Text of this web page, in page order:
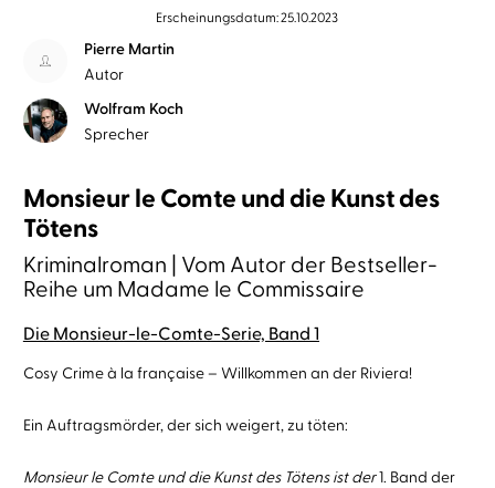
Erscheinungsdatum: 25.10.2023
Pierre Martin
Autor
Wolfram Koch
Sprecher
Monsieur le Comte und die Kunst des
Tötens
Kriminalroman | Vom Autor der Bestseller-
Reihe um Madame le Commissaire
Die Monsieur-le-Comte-Serie, Band 1
Cosy Crime à la française – Willkommen an der Riviera!
Ein Auftragsmörder, der sich weigert, zu töten:
Monsieur le Comte und die Kunst des Tötens ist der1. Band der